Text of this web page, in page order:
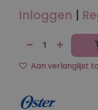
Inloggen |
Aan verlanglijst